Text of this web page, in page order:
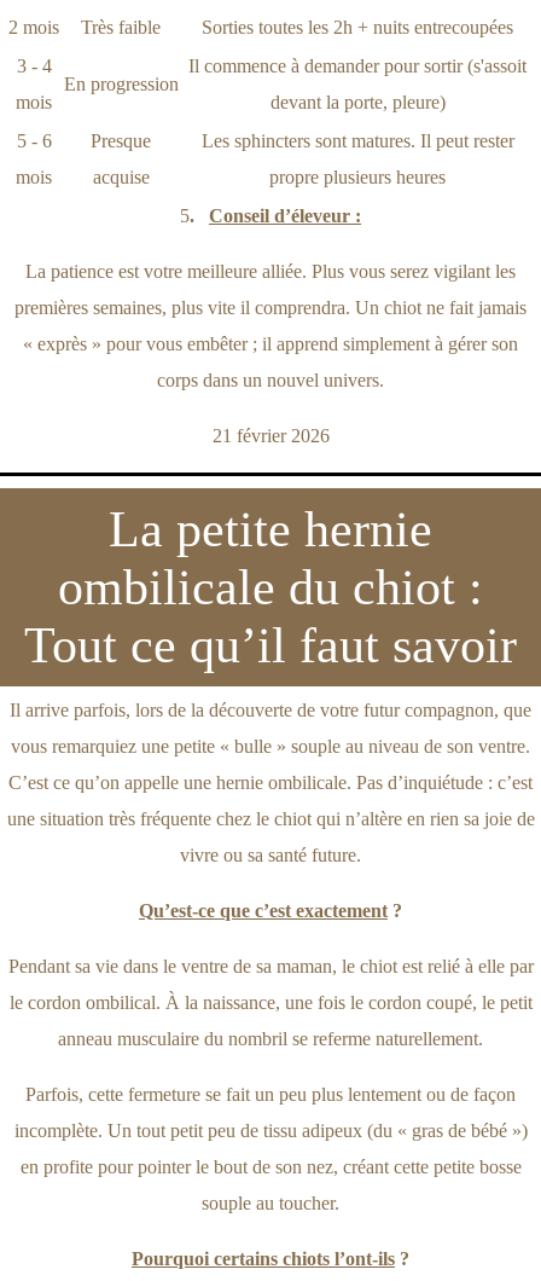
2 mois Très faible
Sorties toutes les 2h + nuits entrecoupées
3 - 4
mois
En progression
Il commence à demander pour sortir (s'assoit
devant la porte, pleure)
5 - 6
mois
Presque
acquise
Les sphincters sont matures. Il peut rester
propre plusieurs heures
5. Conseil d’éleveur :
La patience est votre meilleure alliée. Plus vous serez vigilant les
premières semaines, plus vite il comprendra. Un chiot ne fait jamais
« exprès » pour vous embêter ; il apprend simplement à gérer son
corps dans un nouvel univers.
21 février 2026
La petite hernie
ombilicale du chiot :
Tout ce qu’il faut savoir
Il arrive parfois, lors de la découverte de votre futur compagnon, que
vous remarquiez une petite « bulle » souple au niveau de son ventre.
C’est ce qu’on appelle une hernie ombilicale. Pas d’inquiétude : c’est
une situation très fréquente chez le chiot qui n’altère en rien sa joie de
vivre ou sa santé future.
Qu’est-ce que c’est exactement ?
Pendant sa vie dans le ventre de sa maman, le chiot est relié à elle par
le cordon ombilical. À la naissance, une fois le cordon coupé, le petit
anneau musculaire du nombril se referme naturellement.
Parfois, cette fermeture se fait un peu plus lentement ou de façon
incomplète. Un tout petit peu de tissu adipeux (du « gras de bébé »)
en profite pour pointer le bout de son nez, créant cette petite bosse
souple au toucher.
Pourquoi certains chiots l’ont-ils ?